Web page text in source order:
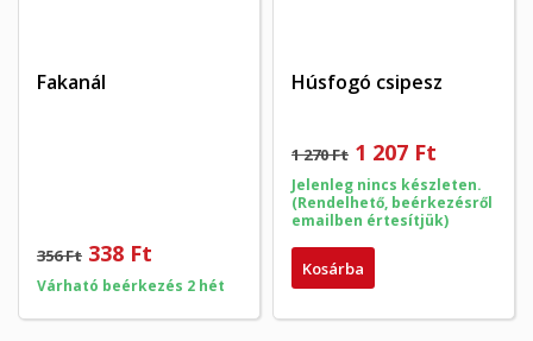
Fakanál
356 Ft 338 Ft
Várható beérkezés 2 hét
Húsfogó csipesz
1 270 Ft 1 207 Ft
Jelenleg nincs készleten.
(Rendelhető, beérkezésről
emailben értesítjük)
Kosárba
×
add_circle_outline Create new list
×
((cancelText)) ((modalDeleteText))
Kívánságlista létrehozása
Be kell jelentkezned a termékek kívánságlistába történő
mentéséhez.